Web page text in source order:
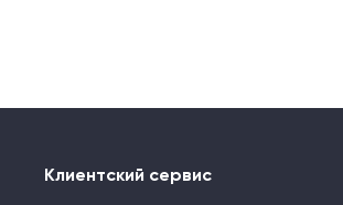
Клиентский сервис